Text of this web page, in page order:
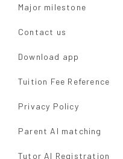
Major milestone
Contact us
Download app
Tuition Fee Reference
Privacy Policy
Parent AI matching
Tutor AI Registration